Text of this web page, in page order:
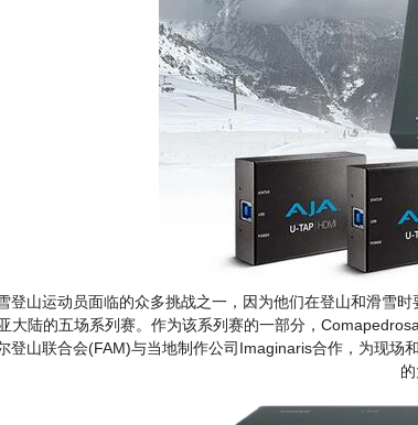
登山运动员面临的众多挑战之一，因为他们在登山和滑雪
大陆的五场系列赛。作为该系列赛的一部分，
登山联合会(FAM)与当地制作公司Imaginaris合作，为现